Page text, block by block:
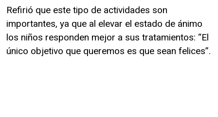
Refirió que este tipo de actividades son
importantes, ya que al elevar el estado de ánimo
los niños responden mejor a sus tratamientos: “El
único objetivo que queremos es que sean felices”.